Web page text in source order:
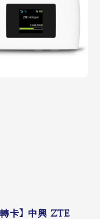
轉卡】中興 ZTE